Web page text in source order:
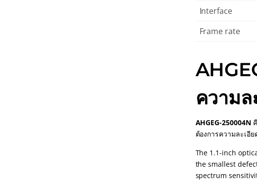
Interface
Frame rate
ความล
AHGEG-250004Nคื
ต้องการความละเอี
The 1.1-inch
the smallest
spectrum